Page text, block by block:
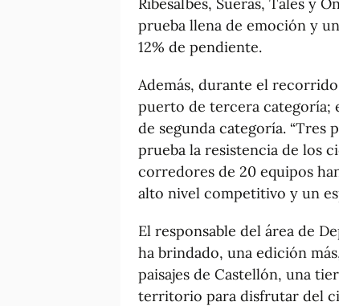
prueba llena de emoción y
12% de pendiente.
Además, durante el
puerto de tercera categoría;
de segunda categoría. “Tres
prueba la resistencia de los
corredores de 20 equipos
alto nivel competitivo y un
El responsable del área de
ha brindado, una edición
paisajes de Castellón, una
territorio para disfrutar del